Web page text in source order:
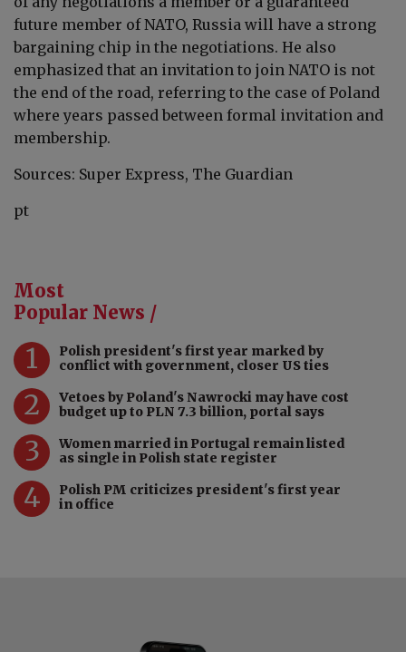
future member of NATO, Russia will have a strong
bargaining chip in the negotiations. He also
emphasized that an invitation to join NATO is not
the end of the road, referring to the case of Poland
where years passed between formal invitation and
membership.
Sources: Super Express, The Guardian
pt
Most
Popular News /
1
Polish president's first year marked by
conflict with government, closer US ties
2
Vetoes by Poland's Nawrocki may have cost
budget up to PLN 7.3 billion, portal says
3
Women married in Portugal remain listed
as single in Polish state register
4
Polish PM criticizes president's first year
in office